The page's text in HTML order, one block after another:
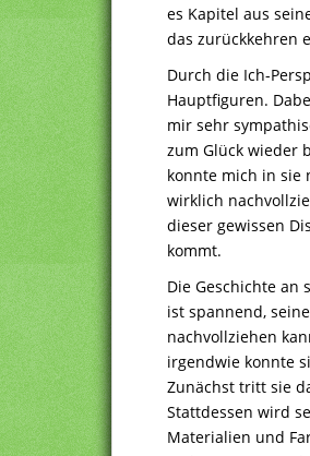
es Kapitel aus
das zurückkehren
Durch die Ich-
Hauptfiguren.
mir sehr
zum Glück wieder
konnte mich in sie
wirklich
dieser gewissen
kommt.
Die Geschichte an
ist spannend,
nachvollziehen
irgendwie konnte
Zunächst tritt sie
Stattdessen wird
Materialien und